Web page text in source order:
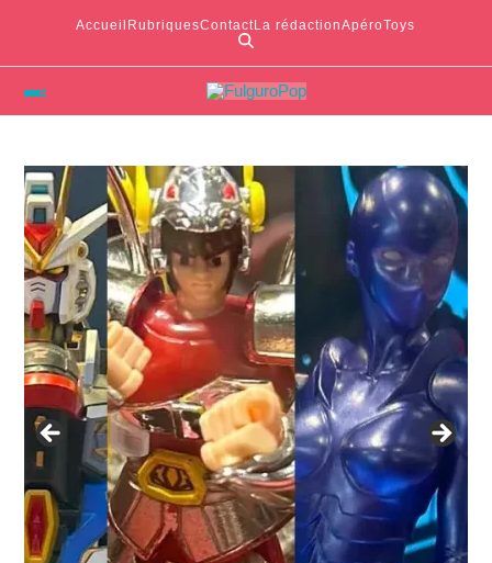
Accueil RubriquesContactLa rédactionApéroToys